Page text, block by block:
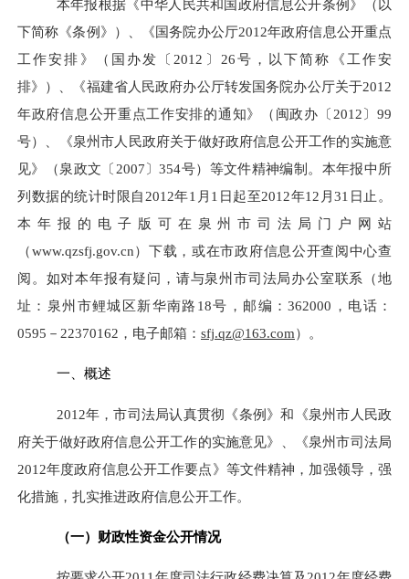
本年报根据《中华人民共和国政府信息公开条例》（以
下简称《条例》）、《国务院办公厅2012年政府信息公开重点
工作安排》（国办发〔2012〕26号，以下简称《工作安
排》）、《福建省人民政府办公厅转发国务院办公厅关于2012
年政府信息公开重点工作安排的通知》（闽政办〔2012〕99
号）、《泉州市人民政府关于做好政府信息公开工作的实施意
见》（泉政文〔2007〕354号）等文件精神编制。本年报中所
列数据的统计时限自2012年1月1日起至2012年12月31日止。
本年报的电子版可在泉州市司法局门户网站
（www.qzsfj.gov.cn）下载，或在市政府信息公开查阅中心查
阅。如对本年报有疑问，请与泉州市司法局办公室联系（地
址：泉州市鲤城区新华南路18号，邮编：362000，电话：
0595－22370162， 电子邮箱： sfj.qz@163.com）。
一、概述
2012年，市司法局认真贯彻《条例》和《泉州市人民政
府关于做好政府信息公开工作的实施意见》、《泉州市司法局
2012年度政府信息公开工作要点》等文件精神，加强领导，强
化措施，扎实推进政府信息公开工作。
（一）财政性资金公开情况